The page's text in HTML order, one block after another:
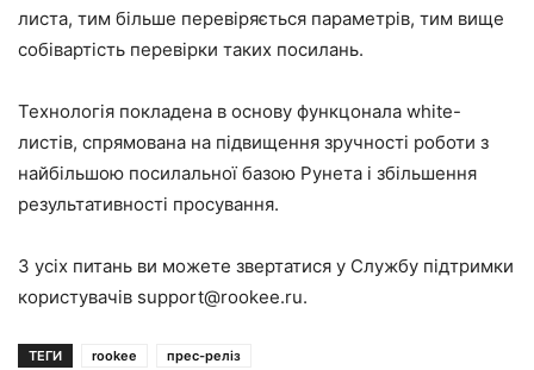
листа, тим більше перевіряється параметрів, тим вище
собівартість перевірки таких посилань.
Технологія покладена в основу функцонала white-
листів, спрямована на підвищення зручності роботи з
найбільшою посилальної базою Рунета і збільшення
результативності просування.
З усіх питань ви можете звертатися у Службу підтримки
користувачів support@rookee.ru.
ТЕГИ rookee прес-реліз